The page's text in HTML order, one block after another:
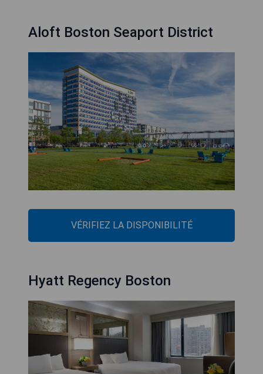
Aloft Boston Seaport District
VÉRIFIEZ LA DISPONIBILITÉ
Hyatt Regency Boston